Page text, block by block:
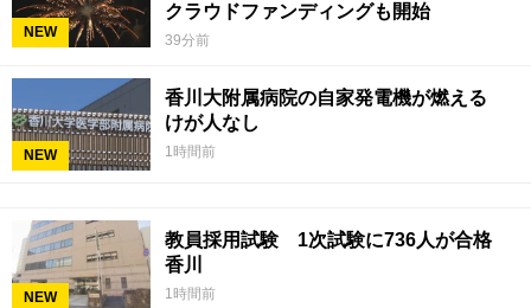
NEW
クラウドファンディングも開始
39分前
NEW
香川大附属病院の自家発電機が燃える
けが人なし
1時間前
NEW
教員採用試験 1次試験に736人が合格
香川
1時間前